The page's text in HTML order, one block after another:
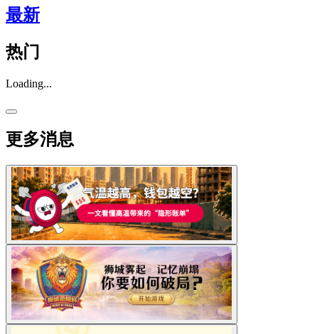
最新
热门
Loading...
更多消息